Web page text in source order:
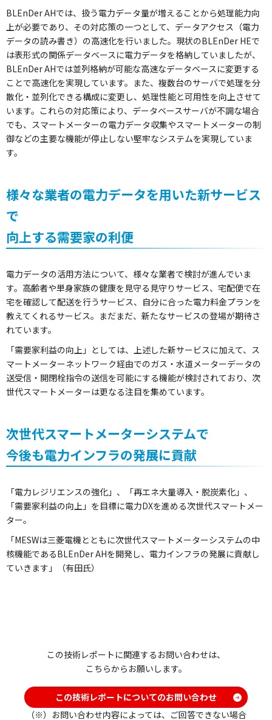
BLEnDer AHでは、扱う電力データ量が増えることから処理能力向
上が必要であり、その対応策の一つとして、データアクセス（電力
データの読み書き）の高速化を行いました。現状のBLEnDer HEで
は表形式の関係データベースに電力データを格納していましたが、
BLEnDer AHでは並列格納が可能な高速なデータベースに変更する
ことで高速化を実現しています。また、複数台のサーバで処理を分
散化・並列化できる構成に変更し、処理性能と可用性を向上させて
います。これらの対応策により、データベースサーバが不調な場合
でも、スマートメーターの電力データ収集やスマートメーターの制
御などの主要な機能が停止しない堅牢なシステムを実現していま
す。
様々な業者の電力データを用いた新サービス
で
向上する需要家の利便
電力データの活用方法について、様々な業者で検討が進んでいま
す。高齢者や単身家族の健康を見守る見守りサービス、宅配便で在
宅を確認して配送を行うサービス、自分に合った電力料金プランを
教えてくれるサービス。まだまだ、新たなサービスの登場が期待さ
れています。
「需要家利益の向上」としては、上述した新サービスに加えて、ス
マートメーターネットワーク経由でのガス・水道メーターデータの
送受信・開閉栓指令の送信を可能にする機能が検討されており、次
世代スマートメーターは更なる注目を集めています。
次世代スマートメーターシステムで
今後も電力インフラの発展に貢献
「電力レジリエンスの強化」、「再エネ大量導入・脱炭素化」、
「需要家利益の向上」を目標に電力DXを進める次世代スマートメー
ター。
「MESWは三菱電機とともに次世代スマートメーターシステムの中
核機能であるBLEnDer AHを開発し、電力インフラの発展に貢献し
ていきます」（有田氏）
この技術レポートに関連するお問い合わせは、
こちらからお願いします。
この技術レポートについてのお問い合わせ
（※）お問い合わせ内容によっては、ご回答できない場合